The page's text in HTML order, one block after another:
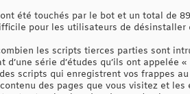
été touchés par le bot et un total de
pour les utilisateurs de désinstaller
les scripts tierces parties sont
série d’études qu’ils ont appelée
scripts qui enregistrent vos frappes
des pages que vous visitez et